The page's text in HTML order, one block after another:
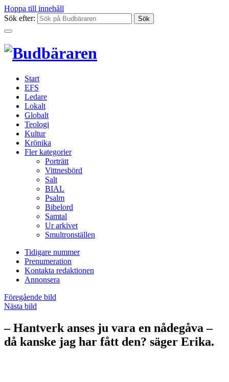
Hoppa till innehåll
Sök efter:
Start
EFS
Ledare
Lokalt
Globalt
Teologi
Kultur
Krönika
Fler kategorier
Porträtt
Vittnesbörd
Salt
BIAL
Psalm
Bibelord
Samtal
Ur arkivet
Smultronställen
Tidigare nummer
Prenumeration
Kontakta redaktionen
Annonsera
Föregående bild
Nästa bild
– Hantverk anses ju vara en nådegåva –
då kanske jag har fått den? säger Erika.